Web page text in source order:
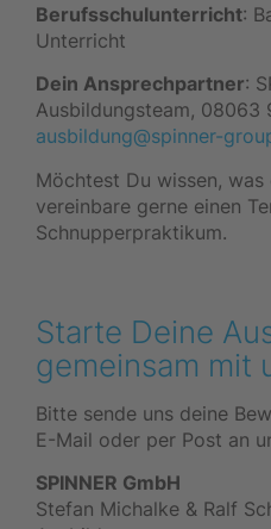
Berufsschulunterricht:
Unterricht
Dein Ansprechpartner:
Ausbildungsteam, 08063
ausbildung@spinner-
Möchtest Du wissen,
vereinbare gerne einen
Schnupperpraktikum.
Starte Deine
gemeinsam mit
Bitte sende uns deine
E-Mail oder per Post an
SPINNER GmbH
Stefan Michalke & Ralf